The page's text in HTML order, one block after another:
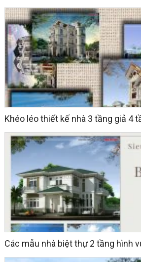
Khéo léo thiết kế nhà 3 tầng giả 4
Các mẫu nhà biệt thự 2 tầng hình